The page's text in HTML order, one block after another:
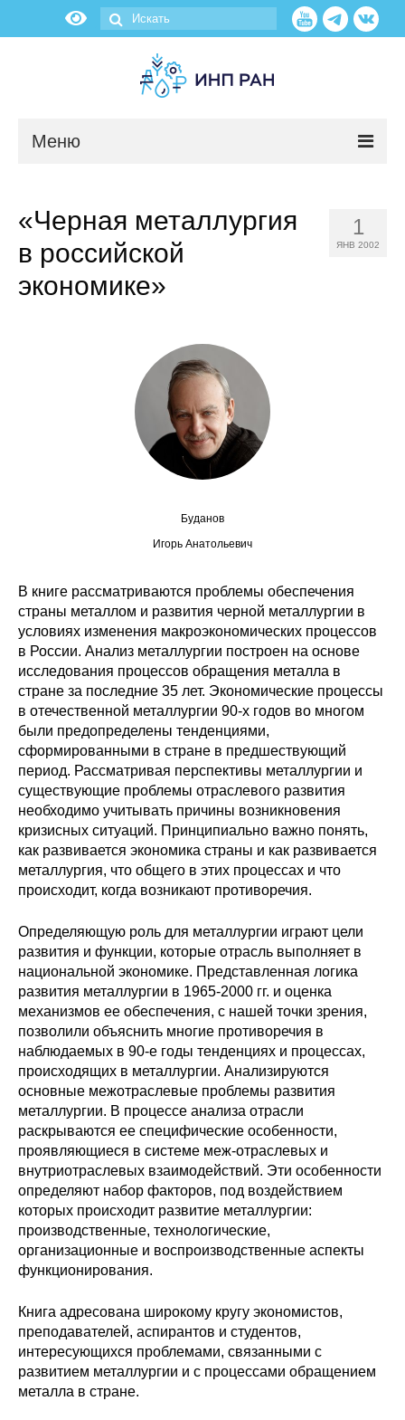
Меню
О нас
Администрация
Сотрудники
Отчетность
Материалы для СМИ
Публикации
Научная жизнь
Издания
Проблемы прогнозирования
О журнале
Номера журналов
Редакционная этика
Информация для авторов
Стандарты оформления
Научные труды
О журнале
Выпуски
Редакционная этика
Информация для авторов
Общие требования
Стандарты оформления
Семинары
Энергетический семинар
Российско-французский семинар
1
ЯНВ 2002
«Черная металлургия
в российской
экономике»
Буданов
Игорь Анатольевич
В книге рассматриваются проблемы обеспечения
страны металлом и развития черной металлургии в
условиях изменения макроэкономических процессов
в России. Анализ металлургии построен на основе
исследования процессов обращения металла в
стране за последние 35 лет. Экономические процессы
в отечественной металлургии 90-х годов во многом
были предопределены тенденциями,
сформированными в стране в предшествующий
период. Рассматривая перспективы металлургии и
существующие проблемы отраслевого развития
необходимо учитывать причины возникновения
кризисных ситуаций. Принципиально важно понять,
как развивается экономика страны и как развивается
металлургия, что общего в этих процессах и что
происходит, когда возникают противоречия.
Определяющую роль для металлургии играют цели
развития и функции, которые отрасль выполняет в
национальной экономике. Представленная логика
развития металлургии в 1965-2000 гг. и оценка
механизмов ее обеспечения, с нашей точки зрения,
позволили объяснить многие противоречия в
наблюдаемых в 90-е годы тенденциях и процессах,
происходящих в металлургии. Анализируются
основные межотраслевые проблемы развития
металлургии. В процессе анализа отрасли
раскрываются ее специфические особенности,
проявляющиеся в системе меж-отраслевых и
внутриотраслевых взаимодействий. Эти особенности
определяют набор факторов, под воздействием
которых происходит развитие металлургии:
производственные, технологические,
организационные и воспроизводственные аспекты
функционирования.
Книга адресована широкому кругу экономистов,
преподавателей, аспирантов и студентов,
интересующихся проблемами, связанными с
развитием металлургии и с процессами обращением
металла в стране.